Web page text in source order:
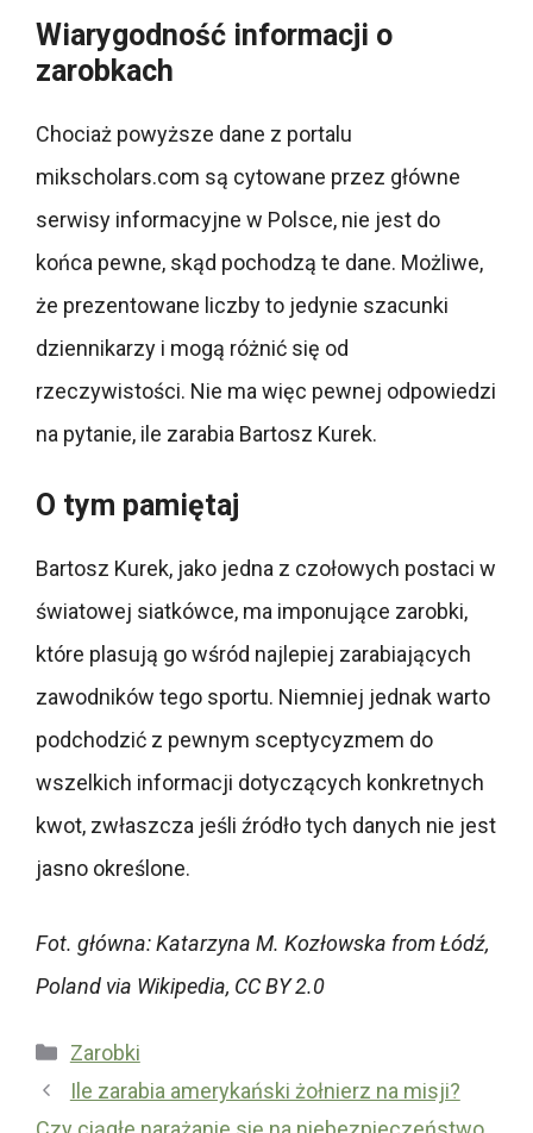
Wiarygodność informacji o
zarobkach
Chociaż powyższe dane z portalu
mikscholars.com są cytowane przez główne
serwisy informacyjne w Polsce, nie jest do
końca pewne, skąd pochodzą te dane. Możliwe,
że prezentowane liczby to jedynie szacunki
dziennikarzy i mogą różnić się od
rzeczywistości. Nie ma więc pewnej odpowiedzi
na pytanie, ile zarabia Bartosz Kurek.
O tym pamiętaj
Bartosz Kurek, jako jedna z czołowych postaci w
światowej siatkówce, ma imponujące zarobki,
które plasują go wśród najlepiej zarabiających
zawodników tego sportu. Niemniej jednak warto
podchodzić z pewnym sceptycyzmem do
wszelkich informacji dotyczących konkretnych
kwot, zwłaszcza jeśli źródło tych danych nie jest
jasno określone.
Fot. główna: Katarzyna M. Kozłowska from Łódź,
Poland via Wikipedia, CC BY 2.0
Kategorie
Zarobki
Ile zarabia amerykański żołnierz na misji?